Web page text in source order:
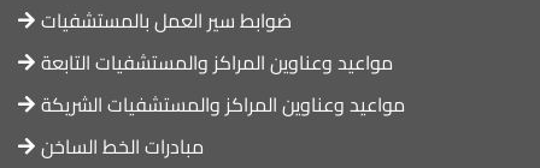
ضوابط سير العمل بالمستشفيات
مواعيد وعناوين المراكز والمستشفيات التابعة
مواعيد وعناوين المراكز والمستشفيات الشريكة
مبادرات الخط الساخن